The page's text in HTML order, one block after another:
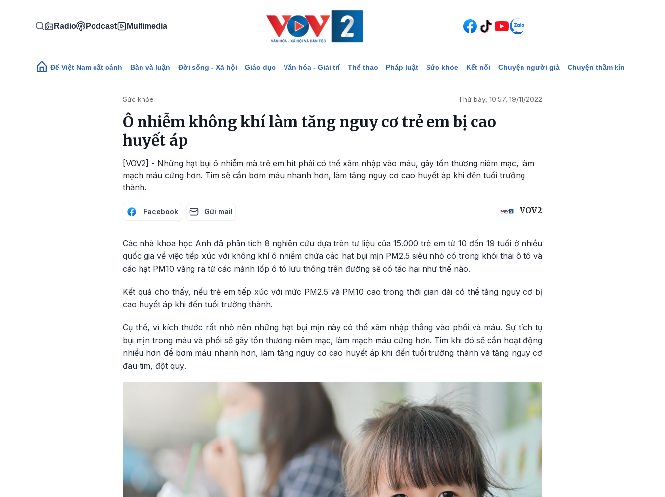
Radio Podcast Multimedia
Main navigation
Để Việt Nam cất cánh Bàn và luận Đời sống - Xã hội Giáo dục Văn hóa - Giải trí Thể thao Pháp luật Sức khỏe Kết nối Chuyện người già Chuyện thầm kín
Sức khỏe Thứ bảy, 10:57, 19/11/2022
Ô nhiễm không khí làm tăng nguy cơ trẻ em bị cao
huyết áp
[VOV2] - Những hạt bụi ô nhiễm mà trẻ em hít phải có thể xâm nhập vào máu, gây tổn thương niêm mạc, làm
mạch máu cứng hơn. Tim sẽ cần bơm máu nhanh hơn, làm tăng nguy cơ cao huyết áp khi đến tuổi trưởng
thành.
Facebook Gửi mail VOV2
Các nhà khoa học Anh đã phân tích 8 nghiên cứu dựa trên tư liệu của 15.000 trẻ em từ 10 đến 19 tuổi ở nhiều
quốc gia về việc tiếp xúc với không khí ô nhiễm chứa các hạt bụi mịn PM2.5 siêu nhỏ có trong khói thải ô tô và
các hạt PM10 văng ra từ các mảnh lốp ô tô lưu thông trên đường sẽ có tác hại như thế nào.
Kết quả cho thấy, nếu trẻ em tiếp xúc với mức PM2.5 và PM10 cao trong thời gian dài có thể tăng nguy cơ bị
cao huyết áp khi đến tuổi trưởng thành.
Cụ thể, vì kích thước rất nhỏ nên những hạt bụi mịn này có thể xâm nhập thẳng vào phổi và máu. Sự tích tụ
bụi mịn trong máu và phổi sẽ gây tổn thương niêm mạc, làm mạch máu cứng hơn. Tim khi đó sẽ cần hoạt động
nhiều hơn để bơm máu nhanh hơn, làm tăng nguy cơ cao huyết áp khi đến tuổi trưởng thành và tăng nguy cơ
đau tim, đột quỵ.